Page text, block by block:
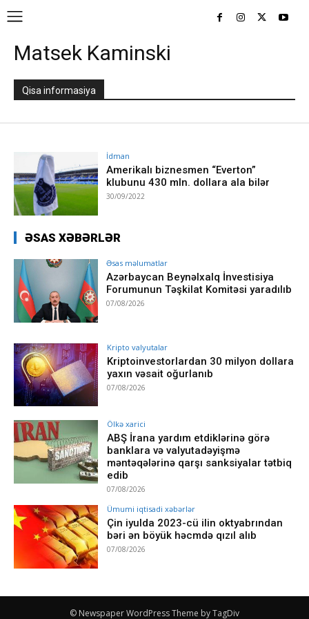
Matsek Kaminski
Qisa informasiya
İdman
Amerikalı biznesmen “Everton”
klubunu 430 mln. dollara ala bilər
30/09/2022
ƏSAS XƏBƏRLƏR
Əsas məlumatlar
Azərbaycan Beynəlxalq İnvestisiya
Forumunun Təşkilat Komitəsi yaradılıb
07/08/2026
Kripto valyutalar
Kriptoinvestorlardan 30 milyon dollara
yaxın vəsait oğurlanıb
07/08/2026
Ölkə xarici
ABŞ İrana yardım etdiklərinə görə
banklara və valyutadəyişmə
məntəqələrinə qarşı sanksiyalar tətbiq
edib
07/08/2026
Ümumi iqtisadi xəbərlər
Çin iyulda 2023-cü ilin oktyabrından
bəri ən böyük həcmdə qızıl alıb
07/08/2026
© Newspaper WordPress Theme by TagDiv